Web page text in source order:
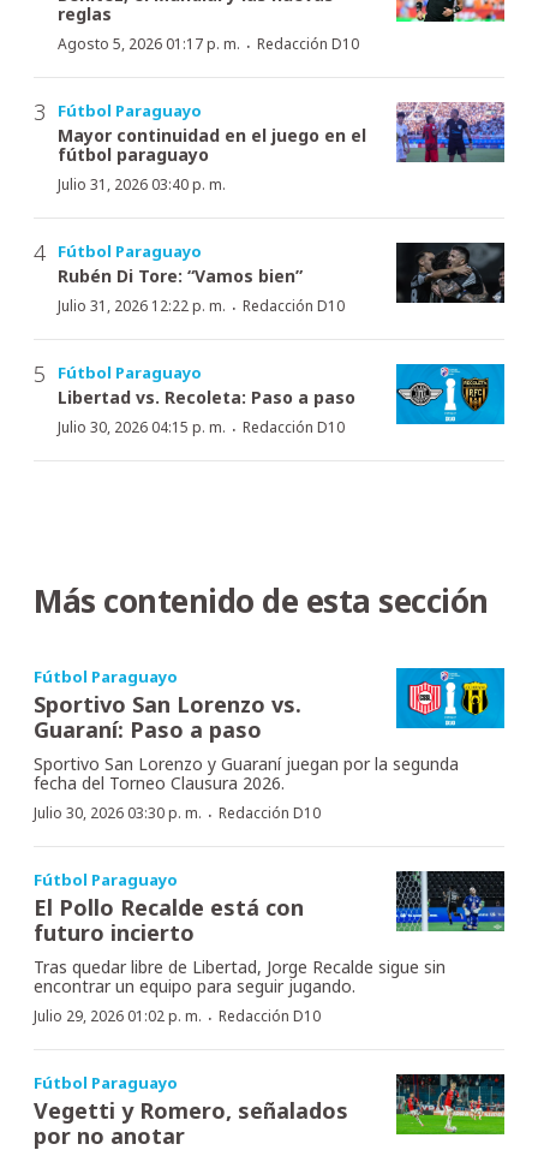
reglas
Agosto 5, 2026 01:17 p. m. · Redacción D10
Fútbol Paraguayo
Mayor continuidad en el juego en el
fútbol paraguayo
Julio 31, 2026 03:40 p. m.
Fútbol Paraguayo
Rubén Di Tore: “Vamos bien”
Julio 31, 2026 12:22 p. m. · Redacción D10
Fútbol Paraguayo
Libertad vs. Recoleta: Paso a paso
Julio 30, 2026 04:15 p. m. · Redacción D10
Más contenido de esta sección
Fútbol Paraguayo
Sportivo San Lorenzo vs.
Guaraní: Paso a paso
Sportivo San Lorenzo y Guaraní juegan por la segunda
fecha del Torneo Clausura 2026.
Julio 30, 2026 03:30 p. m. · Redacción D10
Fútbol Paraguayo
El Pollo Recalde está con
futuro incierto
Tras quedar libre de Libertad, Jorge Recalde sigue sin
encontrar un equipo para seguir jugando.
Julio 29, 2026 01:02 p. m. · Redacción D10
Fútbol Paraguayo
Vegetti y Romero, señalados
por no anotar